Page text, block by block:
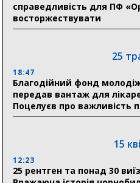
21:01
До 19 400 гривень на
Сумщини пояснив, як
«Укрексімбанк» припиняє
Пенсійному фонді
людям
11:00
30
справедливість для ПФ
восторжествувати
25
18:47
Благодійний фонд
передав вантаж для
Поцелуєв про важливість
15
12:23
25 рентген та понад 30